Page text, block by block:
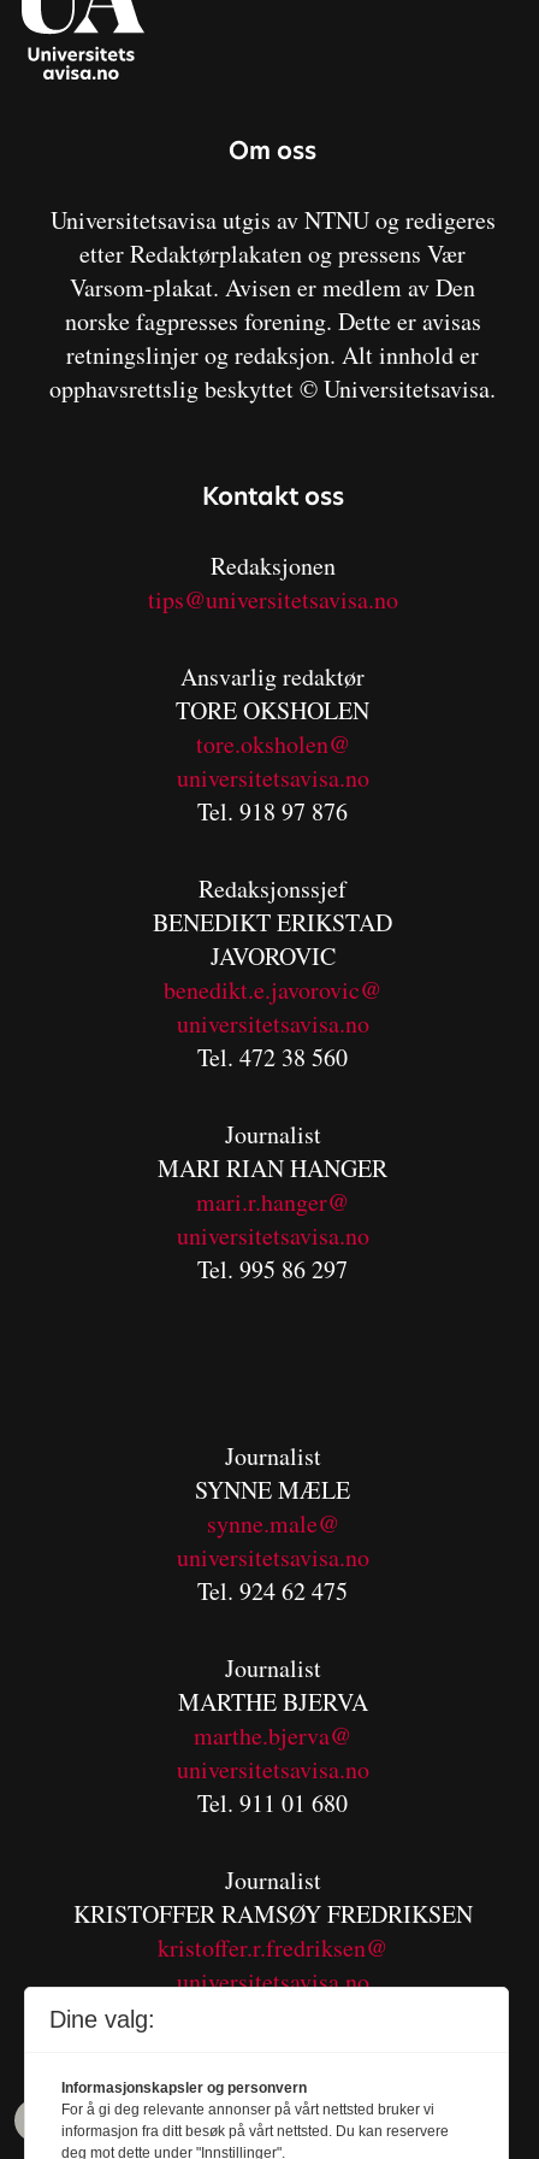
Om oss
Universitetsavisa utgis av NTNU og redigeres
etter Redaktørplakaten og pressens Vær
Varsom-plakat. Avisen er medlem av Den
norske fagpresses forening. Dette er avisas
retningslinjer og redaksjon. Alt innhold er
opphavsrettslig beskyttet © Universitetsavisa.
Kontakt oss
Redaksjonen
tips@universitetsavisa.no
Ansvarlig redaktør
TORE OKSHOLEN
tore.oksholen@
universitetsavisa.no
Tel. 918 97 876
Redaksjonssjef
BENEDIKTERIKSTAD
JAVOROVIC
benedikt.e.javorovic@
universitetsavisa.no
Tel. 472 38 560
Journalist
MARI RIAN HANGER
mari.r.hanger@
universitetsavisa.no
Tel. 995 86 297
Journalist
SYNNE MÆLE
synne.male@
universitetsavisa.no
Tel. 924 62 475
Journalist
MARTHE BJERVA
marthe.bjerva@
universitetsavisa.no
Tel. 911 01 680
Journalist
KRISTOFFER RAMSØY FREDRIKSEN
kristoffer.r.fredriksen@
universitetsavisa.no
Dine valg:
Informasjonskapsler og personvern
For å gi deg relevante annonser på vårt nettsted bruker vi
informasjon fra ditt besøk på vårt nettsted. Du kan reservere
deg mot dette under "Innstillinger".